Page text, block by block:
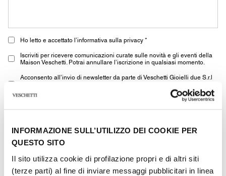
INFORMAZIONE SULL’UTILIZZO DEI COOKIE PER
QUESTO SITO
Il sito utilizza cookie di profilazione propri e di altri siti
(terze parti) al fine di inviare messaggi pubblicitari in linea
Ho letto e accettato l’informativa sulla privacy *
Iscriviti per ricevere comunicazioni curate sulle novità e gli eventi della
Maison Veschetti. Potrai annullare l’iscrizione in qualsiasi momento.
Acconsento all’invio di newsletter da parte di Veschetti Gioielli due S.r.l
per comunicazioni commerciali relative a prodotti ROLEX (marketing di
INVIA